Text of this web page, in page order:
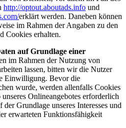
http://optout.aboutads.info und
erklärt werden. Daneben können
im Rahmen der Angaben zu den
Cookies erhalten.
auf Grundlage einer
im Rahmen der Nutzung von
lassen, bitten wir die Nutzer
Einwilligung. Bevor die
wurde, werden allenfalls Cookies
Onlineangebotes erforderlich
Grundlage unseres Interesses und
erwarteten Funktionsfähigkeit